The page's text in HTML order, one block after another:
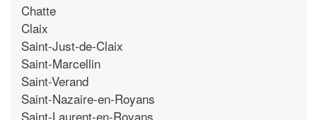
Chatte
Claix
Saint-Just-de-Claix
Saint-Marcellin
Saint-Verand
Saint-Nazaire-en-Royans
Saint-Laurent-en-Royans